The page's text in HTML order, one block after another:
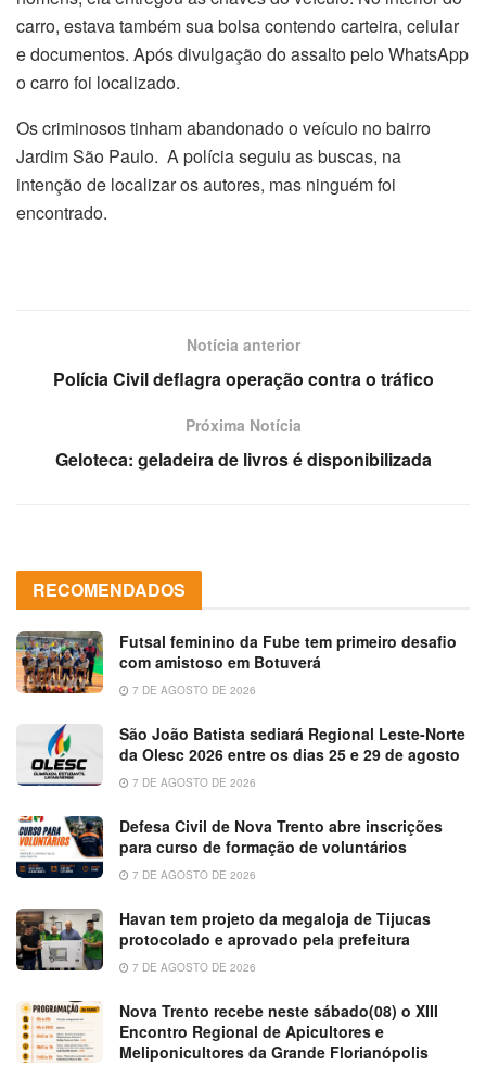
carro, estava também sua bolsa contendo carteira, celular
e documentos. Após divulgação do assalto pelo WhatsApp
o carro foi localizado.
Os criminosos tinham abandonado o veículo no bairro
Jardim São Paulo. A polícia seguiu as buscas, na
intenção de localizar os autores, mas ninguém foi
encontrado.
Notícia anterior
Polícia Civil deflagra operação contra o tráfico
Próxima Notícia
Geloteca: geladeira de livros é disponibilizada
RECOMENDADOS
Futsal feminino da Fube tem primeiro desafio
com amistoso em Botuverá
7 DE AGOSTO DE 2026
São João Batista sediará Regional Leste-Norte
da Olesc 2026 entre os dias 25 e 29 de agosto
7 DE AGOSTO DE 2026
Defesa Civil de Nova Trento abre inscrições
para curso de formação de voluntários
7 DE AGOSTO DE 2026
Havan tem projeto da megaloja de Tijucas
protocolado e aprovado pela prefeitura
7 DE AGOSTO DE 2026
Nova Trento recebe neste sábado(08) o XIII
Encontro Regional de Apicultores e
Meliponicultores da Grande Florianópolis